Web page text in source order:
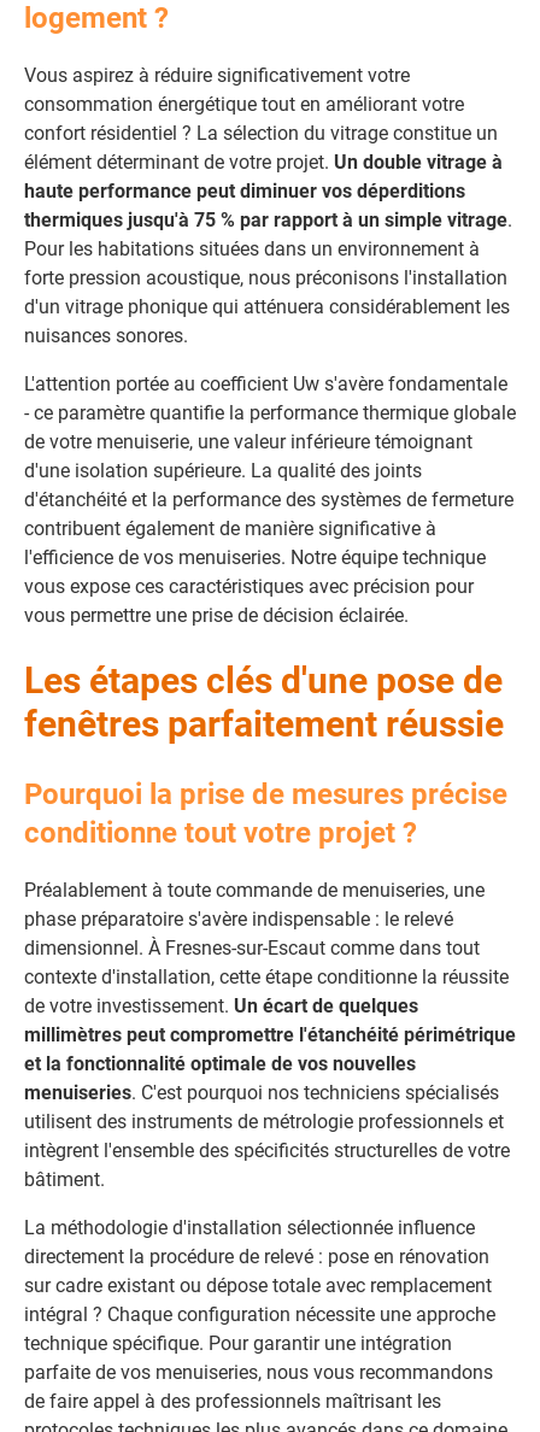
logement ?
Vous aspirez à réduire significativement votre
consommation énergétique tout en améliorant votre
confort résidentiel ? La sélection du vitrage constitue un
élément déterminant de votre projet. Un double vitrage à
haute performance peut diminuer vos déperditions
thermiques jusqu'à 75 % par rapport à un simple vitrage.
Pour les habitations situées dans un environnement à
forte pression acoustique, nous préconisons l'installation
d'un vitrage phonique qui atténuera considérablement les
nuisances sonores.
L'attention portée au coefficient Uw s'avère fondamentale
- ce paramètre quantifie la performance thermique globale
de votre menuiserie, une valeur inférieure témoignant
d'une isolation supérieure. La qualité des joints
d'étanchéité et la performance des systèmes de fermeture
contribuent également de manière significative à
l'efficience de vos menuiseries. Notre équipe technique
vous expose ces caractéristiques avec précision pour
vous permettre une prise de décision éclairée.
Les étapes clés d'une pose de
fenêtres parfaitement réussie
Pourquoi la prise de mesures précise
conditionne tout votre projet ?
Préalablement à toute commande de menuiseries, une
phase préparatoire s'avère indispensable : le relevé
dimensionnel. À Fresnes-sur-Escaut comme dans tout
contexte d'installation, cette étape conditionne la réussite
de votre investissement. Un écart de quelques
millimètres peut compromettre l'étanchéité périmétrique
et la fonctionnalité optimale de vos nouvelles
menuiseries. C'est pourquoi nos techniciens spécialisés
utilisent des instruments de métrologie professionnels et
intègrent l'ensemble des spécificités structurelles de votre
bâtiment.
La méthodologie d'installation sélectionnée influence
directement la procédure de relevé : pose en rénovation
sur cadre existant ou dépose totale avec remplacement
intégral ? Chaque configuration nécessite une approche
technique spécifique. Pour garantir une intégration
parfaite de vos menuiseries, nous vous recommandons
de faire appel à des professionnels maîtrisant les